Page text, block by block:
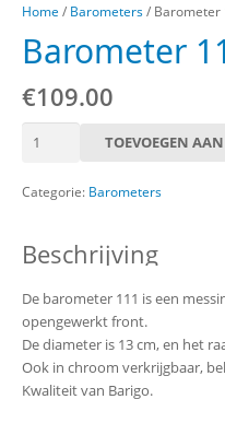
Home / Barometers/ Barometer
Barometer
€109.00
TOEVOEGEN
Categorie: Barometers
Beschrijving
De barometer 111 is een
opengewerkt front.
De diameter is 13 cm, en het
Ook in chroom verkrijgbaar,
Kwaliteit van Barigo.